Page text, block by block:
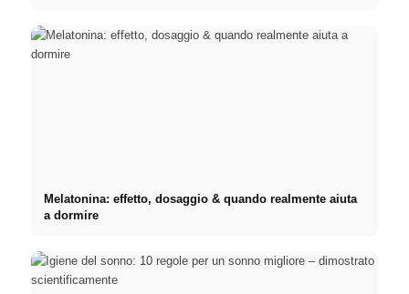
Melatonina: effetto, dosaggio & quando realmente aiuta
a dormire